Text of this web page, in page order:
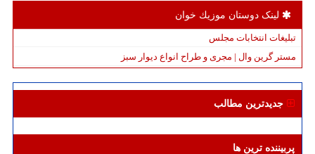
لینک دوستان موزیك خوان
تبلیغات انتخابات مجلس
مستر گرین وال | مجری و طراح انواع دیوار سبز
جدیدترین مطالب
پربیننده ترین ها